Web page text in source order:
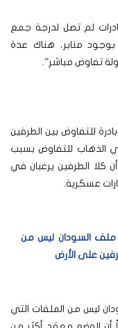
لم تصل لدرجة جمع
بوجود منابر، هناك عدة
تفاوض مباشر”.
للتفاوض بين الطرفين
الذهاب للتفاوض بسبب
الطرفين يرغبان في
عسكرية.
ملف السودان ليس من
على الأرض
ليس من الملفات التي